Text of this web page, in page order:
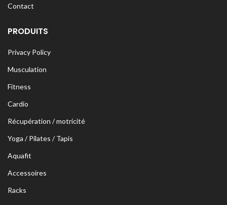
Contact
PRODUITS
Privacy Policy
Musculation
Fitness
Cardio
Récupération / motricité
Yoga / Pilates / Tapis
Aquafit
Accessoires
Racks